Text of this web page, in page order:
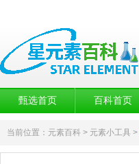
甄选首页 百科首页
当前位置： 元素百科 > 元素小工具 >